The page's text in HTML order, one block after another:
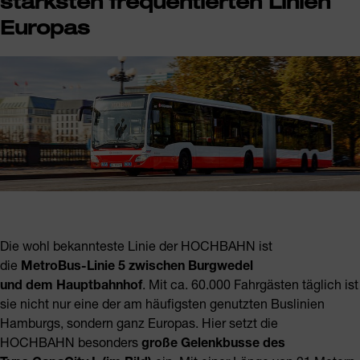
Powered byUsercentrics Consent Management
stärksten frequentierten Linien
Europas
Die wohl bekannteste Linie der HOCHBAHN ist
die MetroBus-Linie 5 zwischen Burgwedel
und dem Hauptbahnhof. Mit ca. 60.000 Fahrgästen täglich ist
sie nicht nur eine der am häufigsten genutzten Buslinien
Hamburgs, sondern ganz Europas. Hier setzt die
HOCHBAHN besonders große Gelenkbusse des